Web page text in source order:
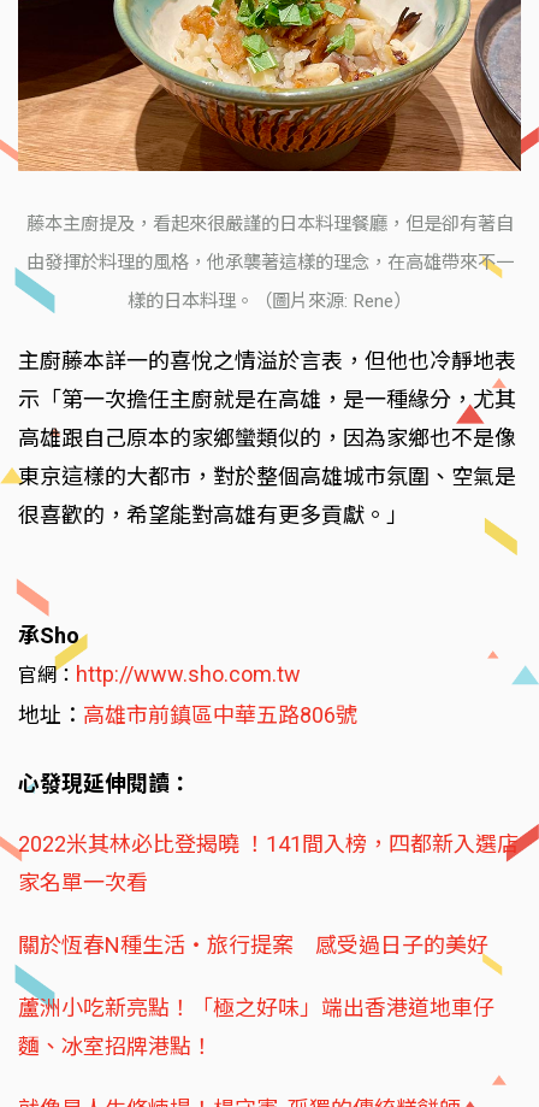
藤本主廚提及，看起來很嚴謹的日本料理餐廳，但是卻有著自
由發揮於料理的風格，他承襲著這樣的理念，在高雄帶來不一
樣的日本料理。（圖片來源: Rene）
主廚藤本詳一的喜悅之情溢於言表，但他也冷靜地表
示「第一次擔任主廚就是在高雄，是一種緣分，尤其
高雄跟自己原本的家鄉蠻類似的，因為家鄉也不是像
東京這樣的大都市，對於整個高雄城市氛圍、空氣是
很喜歡的，希望能對高雄有更多貢獻。」
承Sho
官網： http://www.sho.com.tw
地址： 高雄市前鎮區中華五路806號
心發現延伸閱讀：
2022米其林必比登揭曉 ！141間入榜，四都新入選店
家名單一次看
關於恆春N種生活‧旅行提案 感受過日子的美好
蘆洲小吃新亮點！「極之好味」端出香港道地車仔
麵、冰室招牌港點！